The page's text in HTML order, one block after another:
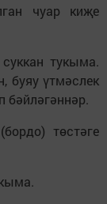
чуар киҗе
тукыма.
буяу үтмәслек
бәйләгәннәр.
төстәге